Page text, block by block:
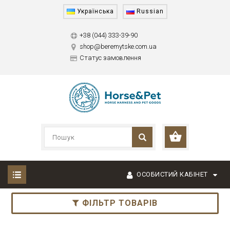
Українська Russian
+38 (044) 333-39-90
shop@beremytske.com.ua
Статус замовлення
ОСОБИСТИЙ КАБІНЕТ
ФІЛЬТР ТОВАРІВ